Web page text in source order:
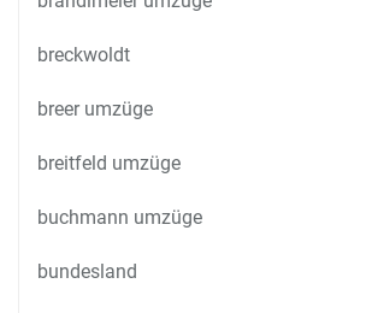
breckwoldt
breer umzüge
breitfeld umzüge
buchmann umzüge
bundesland